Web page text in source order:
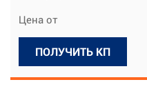
Цена от
ПОЛУЧИТЬ КП